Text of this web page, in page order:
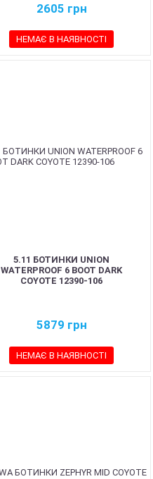
2605 грн
НЕМАЄ В НАЯВНОСТІ
5.11 БОТИНКИ UNION
WATERPROOF 6 BOOT DARK
COYOTE 12390-106
5879 грн
НЕМАЄ В НАЯВНОСТІ